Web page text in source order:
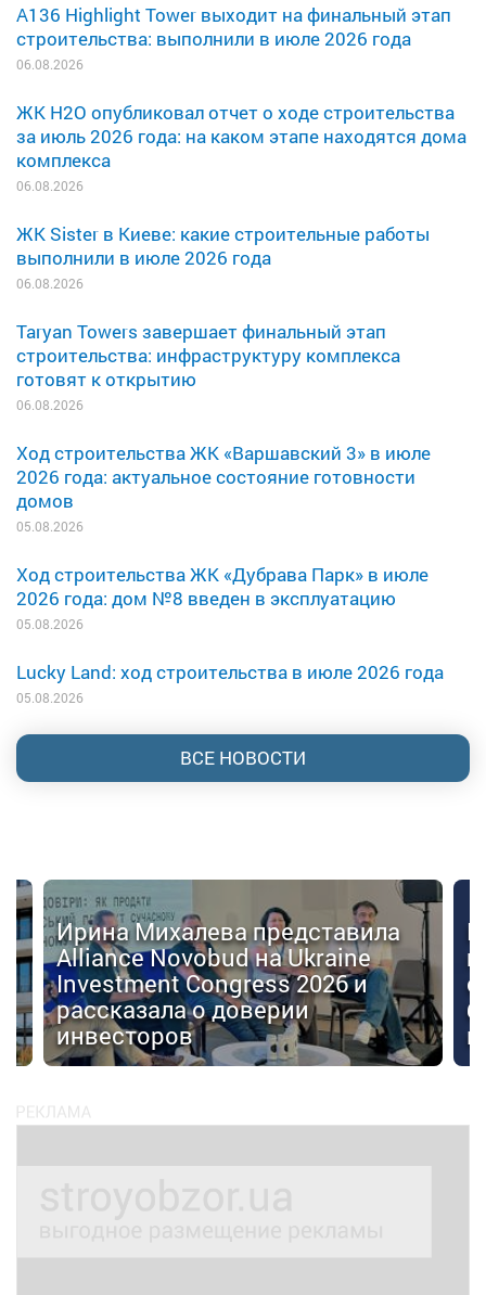
A136 Highlight Tower выходит на финальный этап
строительства: выполнили в июле 2026 года
06.08.2026
ЖК H2O опубликовал отчет о ходе строительства
за июль 2026 года: на каком этапе находятся дома
комплекса
06.08.2026
ЖК Sister в Киеве: какие строительные работы
выполнили в июле 2026 года
06.08.2026
Taryan Towers завершает финальный этап
строительства: инфраструктуру комплекса
готовят к открытию
06.08.2026
Ход строительства ЖК «Варшавский 3» в июле
2026 года: актуальное состояние готовности
домов
05.08.2026
Ход строительства ЖК «Дубрава Парк» в июле
2026 года: дом №8 введен в эксплуатацию
05.08.2026
Lucky Land: ход строительства в июле 2026 года
05.08.2026
ВСЕ НОВОСТИ
Ирина Михалева представила
Alliance Novobud на Ukraine
Investment Congress 2026 и
рассказала о доверии
инвесторов